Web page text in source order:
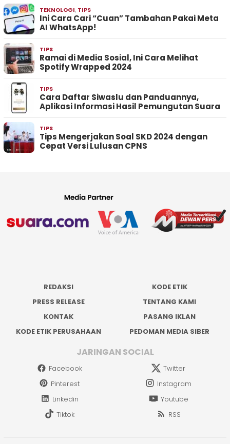
TEKNOLOGI, TIPS
Ini Cara Cari “Cuan” Tambahan Pakai Meta
AI WhatsApp!
TIPS
Ramai di Media Sosial, Ini Cara Melihat
Spotify Wrapped 2024
TIPS
Cara Daftar Siwaslu dan Panduannya,
Aplikasi Informasi Hasil Pemungutan Suara
TIPS
Tips Mengerjakan Soal SKD 2024 dengan
Cepat Versi Lulusan CPNS
REDAKSI
KODE ETIK
PRESS RELEASE
TENTANG KAMI
KONTAK
PASANG IKLAN
KODE ETIK PERUSAHAAN
PEDOMAN MEDIA SIBER
JARINGAN SOCIAL
Facebook
Twitter
Pinterest
Instagram
Linkedin
Youtube
Tiktok
RSS